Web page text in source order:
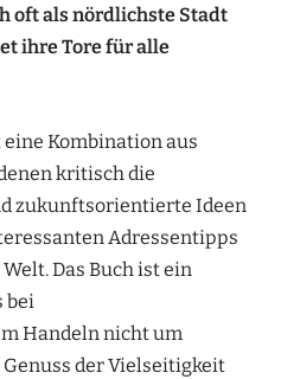
oft als nördlichste Stadt
ihre Tore für alle
eine Kombination aus
kritisch die
zukunftsorientierte Ideen
Adressentipps
Das Buch ist ein
bei
Handeln nicht um
der Vielseitigkeit